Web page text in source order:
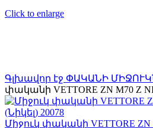
Click to enlarge
Գլխավոր էջ ՓԱԿԱՆԻ
փականի VETTORE ZN M70 Z NI
Միջուկ փականի VETTORE ZN